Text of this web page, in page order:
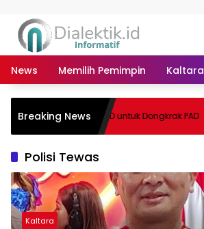
News Memilih Pemimpin Kaltara
Breaking News
Optimalisasi BUMD untuk Dongkrak PAD
Polisi Tewas
Kaltara